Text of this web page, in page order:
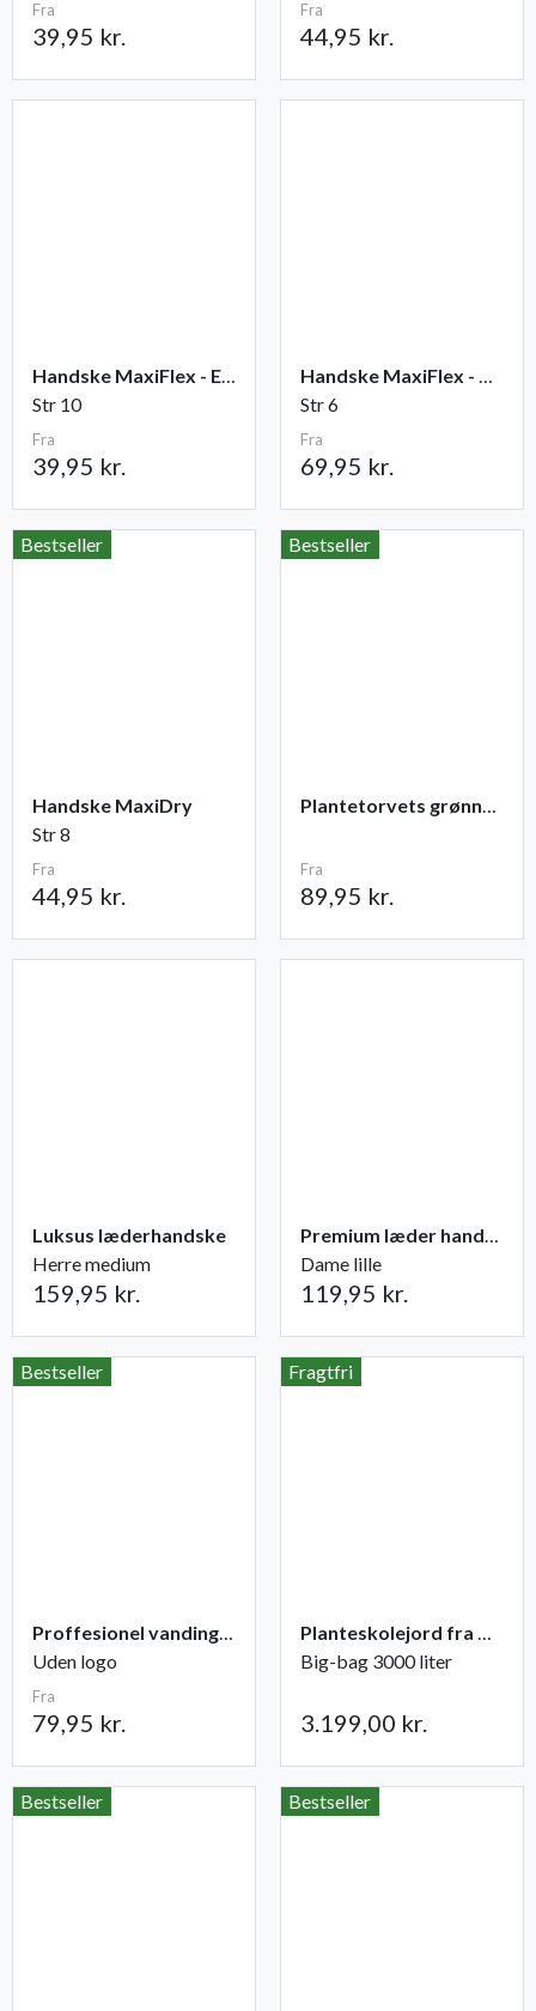
Fra
39,95 kr.
Fra
44,95 kr.
Handske MaxiFlex - Elite
Str 10
Fra
39,95 kr.
Handske MaxiFlex - Cut
Str 6
Fra
69,95 kr.
Bestseller
Handske MaxiDry
Str 8
Fra
44,95 kr.
Bestseller
Plantetorvets grønne vandingspose 75 liter
Fra
89,95 kr.
Luksus læderhandske
Herre medium
159,95 kr.
Premium læder handske Flutter
Dame lille
119,95 kr.
Bestseller
Proffesionel vandingspose 100 liter
Uden logo
Fra
79,95 kr.
Fragtfri
Planteskolejord fra Champost
Big-bag 3000 liter
3.199,00 kr.
Bestseller Bestseller